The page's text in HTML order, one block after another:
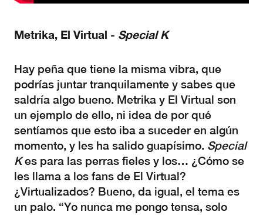
Metrika, El Virtual - Special K
Hay peña que tiene la misma vibra, que
podrías juntar tranquilamente y sabes que
saldría algo bueno. Metrika y El Virtual son
un ejemplo de ello, ni idea de por qué
sentíamos que esto iba a suceder en algún
momento, y les ha salido guapísimo. Special
Kes para las perras fieles y los… ¿Cómo se
les llama a los fans de El Virtual?
¿Virtualizados? Bueno, da igual, el tema es
un palo. “Yo nunca me pongo tensa, solo